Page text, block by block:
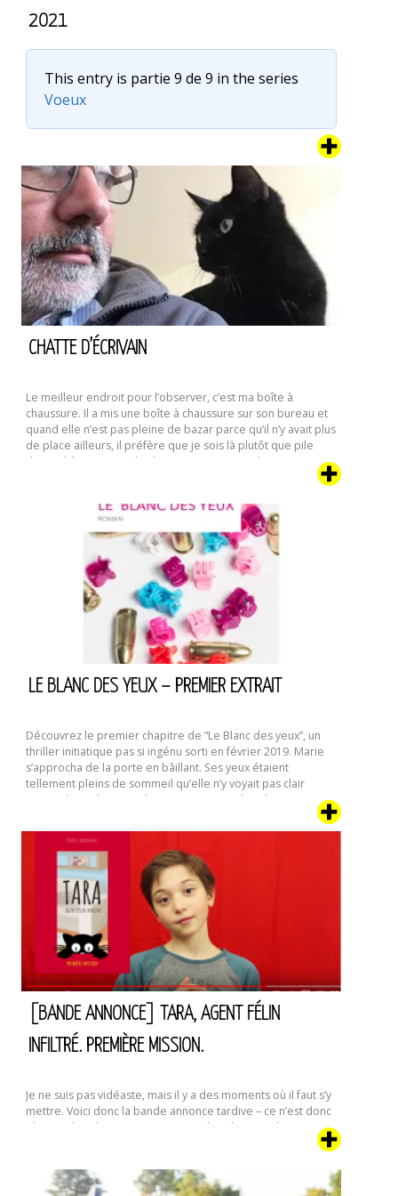
2021
This entry is partie 9 de 9 in the series
Voeux
C’est l’heure de la carte de voeux 2021. Je crois que l’année
dernière, les voeux ont foiré quelque part. De peur de vous
porter la poisse, je vous propose de faire vos propres
voeux pour 2021. Je fais pareil. Du coup, merci pour mes
voeux. Et bien sûr, si ce n’est pas déjà fait, allez …
Continuer
la lecture de2021
CHATTE D’ÉCRIVAIN
Le meilleur endroit pour l’observer, c’est ma boîte à
chaussure. Il a mis une boîte à chaussure sur son bureau et
quand elle n’est pas pleine de bazar parce qu’il n’y avait plus
de place ailleurs, il préfère que je sois là plutôt que pile
devant l’écran ou sur le clavier. C’est aussi un bon …
LE BLANC DES YEUX – PREMIER EXTRAIT
Découvrez le premier chapitre de “Le Blanc des yeux”, un
thriller initiatique pas si ingénu sorti en février 2019. Marie
s’approcha de la porte en bâillant. Ses yeux étaient
tellement pleins de sommeil qu’elle n’y voyait pas clair
et maudissait le tireur de sonnette matinal qui l’avait
de bâillements, elle ouvrit le cache du judas en s’attendant
à ne voir personne. Ce genre de blagues étaient assez …
Continuer la lecture de Le
Blanc
des
Yeux
Premier
extrait
[BANDE ANNONCE] TARA, AGENT FÉLIN
INFILTRÉ. PREMIÈRE MISSION.
Je ne suis pas vidéaste, mais il y a des moments où il faut s’y
mettre. Voici donc la bande annonce tardive – ce n’est donc
plus une bande annonce, mais une bande-rappel,
finalement – de la première mission de Tara, notre Agent
Continuer la lecture de[Bande
Annonce]